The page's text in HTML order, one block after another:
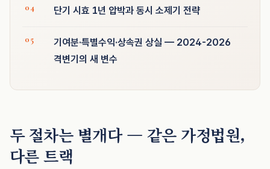
단기 시효 1년 압박과 동시 소제기 전략
기여분·특별수익·상속권 상실 — 2024-2026
격변기의 새 변수
두 절차는 별개다 — 같은 가정법원,
다른 트랙